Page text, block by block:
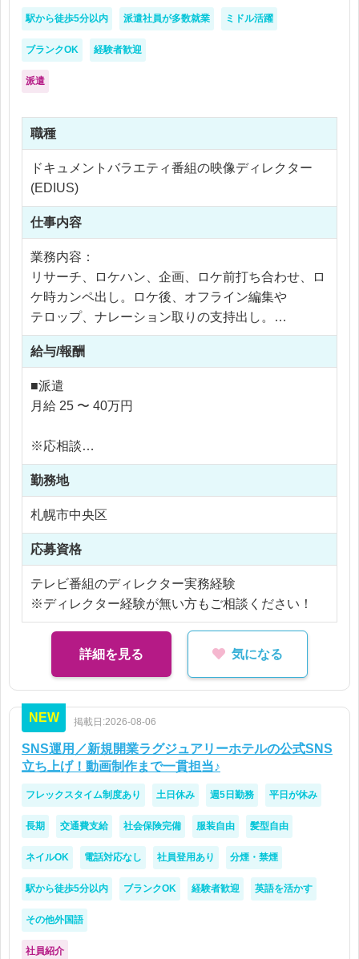
駅から徒歩5分以内 派遣社員が多数就業 ミドル活躍
ブランクOK 経験者歓迎
派遣
職種
ドキュメントバラエティ番組の映像ディレクター
(EDIUS)
仕事内容
業務内容：
リサーチ、ロケハン、企画、ロケ前打ち合わせ、ロ
ケ時カンペ出し。ロケ後、オフライン編集や
テロップ、ナレーション取りの支持出し。
※ディレクター５名のローテーションで回している
ため、1ヶ月半から2ヶ月に1回回ってきます！
給与/報酬
■派遣
月給 25 〜 40万円
※応相談
※ご経験により優遇
※交通費支給
※45時間分の残業代含む（超過分は別途支給）
勤務地
札幌市中央区
応募資格
テレビ番組のディレクター実務経験
※ディレクター経験が無い方もご相談ください！
詳細を見る 気になる
NEW 掲載日:2026-08-06
SNS運用／新規開業ラグジュアリーホテルの公式SNS
立ち上げ！動画制作まで一貫担当♪
フレックスタイム制度あり 土日休み 週5日勤務 平日が休み
長期 交通費支給 社会保険完備 服装自由 髪型自由
ネイルOK 電話対応なし 社員登用あり 分煙・禁煙
駅から徒歩5分以内 ブランクOK 経験者歓迎 英語を活かす
その他外国語
社員紹介